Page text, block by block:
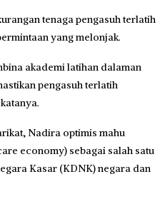
tenaga pengasuh terlatih
yang melonjak.
akademi latihan dalaman
pengasuh terlatih
Nadira optimis mahu
economy) sebagai salah satu
Kasar (KDNK) negara dan